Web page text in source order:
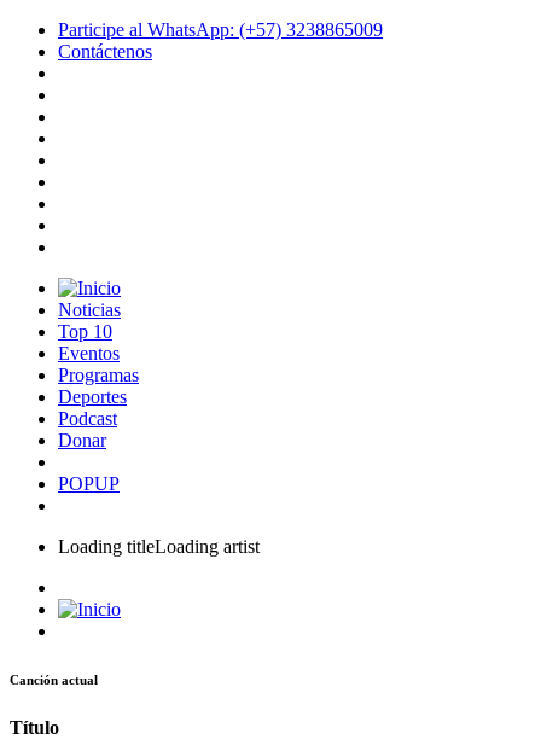
Participe al WhatsApp: (+57) 3238865009
Contáctenos
Noticias
Top 10
Eventos
Programas
Deportes
Podcast
Donar
POPUP
Loading titleLoading artist
Canción actual
Título